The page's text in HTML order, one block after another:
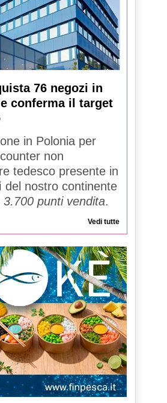
76 negozi in
conferma il target
in Polonia per
non
tedesco presente in
del nostro continente
3.700 punti vendita.
Vedi tutte